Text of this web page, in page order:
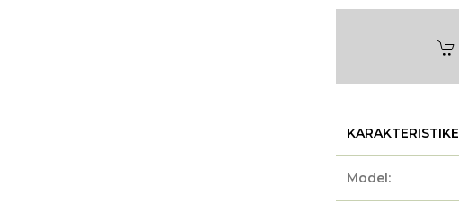
KARAKTERISTIKE
Model: